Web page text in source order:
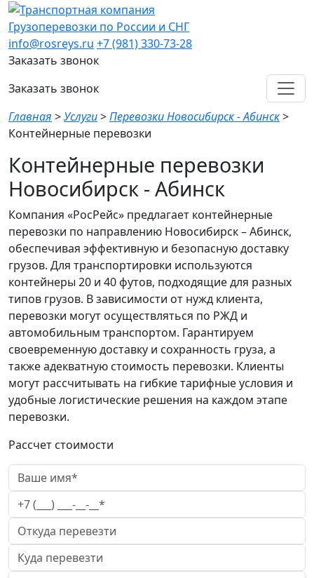
Грузоперевозки по России и СНГ
info@rosreys.ru +7 (981) 330-73-28
Заказать звонок
Заказать звонок
Главная >Услуги>Перевозки Новосибирск - Абинск>
Контейнерные перевозки
Контейнерные перевозки
Новосибирск - Абинск
Компания «РосРейс» предлагает контейнерные
перевозки по направлению Новосибирск – Абинск,
обеспечивая эффективную и безопасную доставку
грузов. Для транспортировки используются
контейнеры 20 и 40 футов, подходящие для разных
типов грузов. В зависимости от нужд клиента,
перевозки могут осуществляться по РЖД и
автомобильным транспортом. Гарантируем
своевременную доставку и сохранность груза, а
также адекватную стоимость перевозки. Клиенты
могут рассчитывать на гибкие тарифные условия и
удобные логистические решения на каждом этапе
перевозки.
Рассчет стоимости